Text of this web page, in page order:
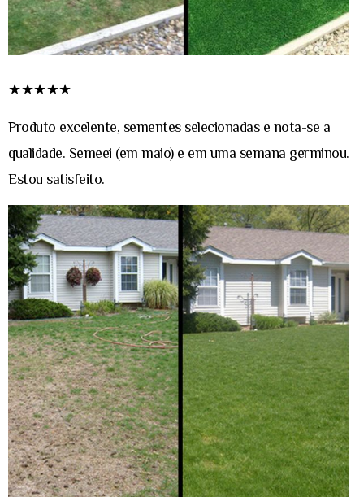
★★★★★
Produto excelente, sementes selecionadas e nota-se a
qualidade. Semeei (em maio) e em uma semana germinou.
Estou satisfeito.